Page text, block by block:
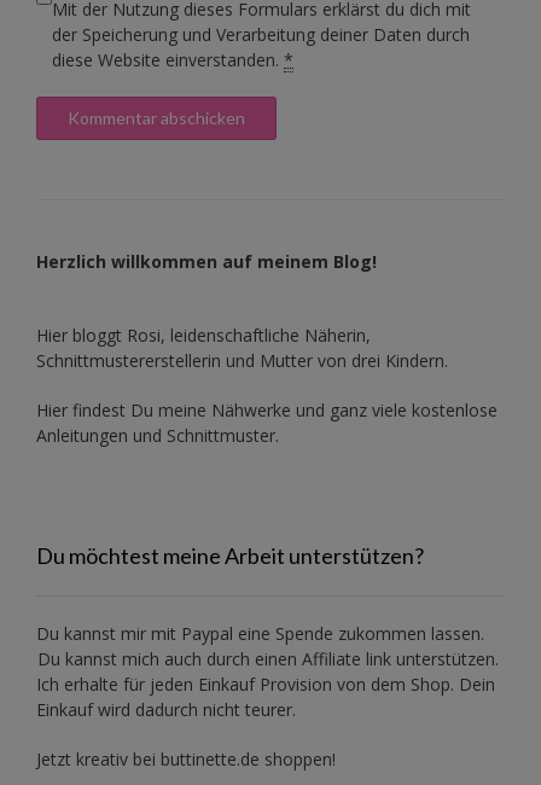
Mit der Nutzung dieses Formulars erklärst du dich mit
der Speicherung und Verarbeitung deiner Daten durch
diese Website einverstanden. *
Herzlich willkommen auf meinem Blog!
Hier bloggt Rosi, leidenschaftliche Näherin,
Schnittmustererstellerin und Mutter von drei Kindern.
Hier findest Du meine Nähwerke und ganz viele kostenlose
Anleitungen und Schnittmuster.
Du möchtest meine Arbeit unterstützen?
Du kannst mir mit Paypal eine Spende zukommen lassen.
Du kannst mich auch durch einen Affiliate link unterstützen.
Ich erhalte für jeden Einkauf Provision von dem Shop. Dein
Einkauf wird dadurch nicht teurer.
Jetzt kreativ bei buttinette.de shoppen!